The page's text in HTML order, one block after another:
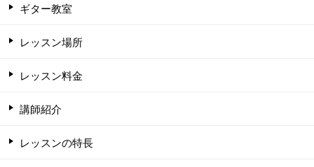
ギター教室
レッスン場所
レッスン料金
講師紹介
レッスンの特長